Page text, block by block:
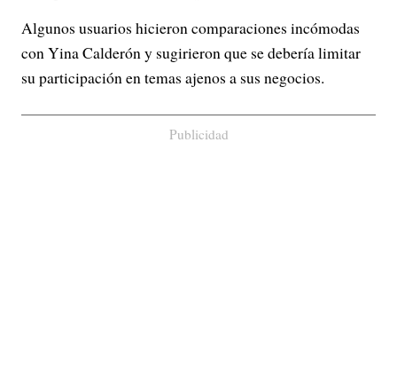
Algunos usuarios hicieron comparaciones incómodas
con Yina Calderón y sugirieron que se debería limitar
su participación en temas ajenos a sus negocios.
Publicidad